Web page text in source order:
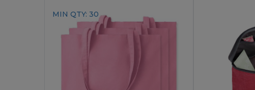
MIN QTY: 30